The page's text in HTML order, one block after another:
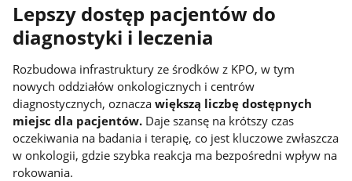
Lepszy dostęp pacjentów do
diagnostyki i leczenia
Rozbudowa infrastruktury ze środków z KPO, w tym
nowych oddziałów onkologicznych i centrów
diagnostycznych, oznaczawiększą liczbę dostępnych
miejsc dla pacjentów. Daje szansę na krótszy czas
oczekiwania na badania i terapię, co jest kluczowe zwłaszcza
w onkologii, gdzie szybka reakcja ma bezpośredni wpływ na
rokowania.